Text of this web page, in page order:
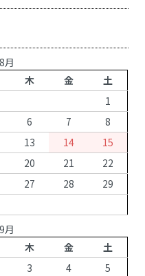
月
木 金
土
1
6 7
8
13 14
15
20 21
22
27 28
29
月
木 金
土
3 4
5